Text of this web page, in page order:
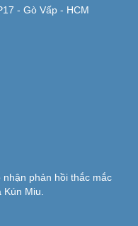
- Gò Vấp - HCM
phản hồi thắc mắc
Miu.